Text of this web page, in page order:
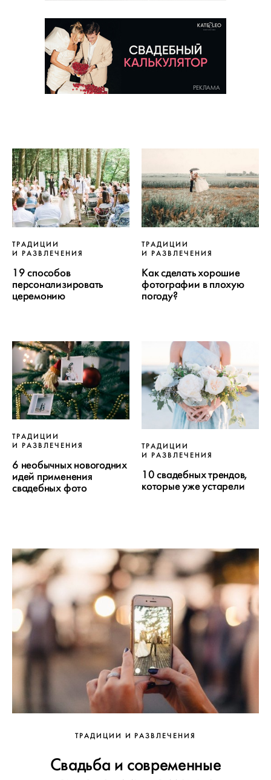
РЕКЛАМА
ТРАДИЦИИ
И РАЗВЛЕЧЕНИЯ
19 способов
персонализировать
церемонию
ТРАДИЦИИ
И РАЗВЛЕЧЕНИЯ
Как сделать хорошие
фотографии в плохую
погоду?
ТРАДИЦИИ
И РАЗВЛЕЧЕНИЯ
6 необычных новогодних
идей применения
свадебных фото
ТРАДИЦИИ
И РАЗВЛЕЧЕНИЯ
10 свадебных трендов,
которые уже устарели
ТРАДИЦИИ И РАЗВЛЕЧЕНИЯ
Свадьба и современные